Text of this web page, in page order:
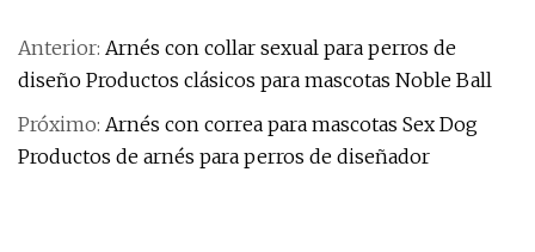
Anterior: Arnés con collar sexual para perros de
diseño Productos clásicos para mascotas Noble Ball
Próximo: Arnés con correa para mascotas Sex Dog
Productos de arnés para perros de diseñador